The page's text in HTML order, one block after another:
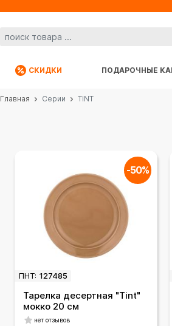
СКИДКИ ПОДАРОЧНЫЕ
Главная Серии TINT
ПНТ: 127485
-50%
Тарелка десертная "Tint"
мокко 20 см
нет отзывов